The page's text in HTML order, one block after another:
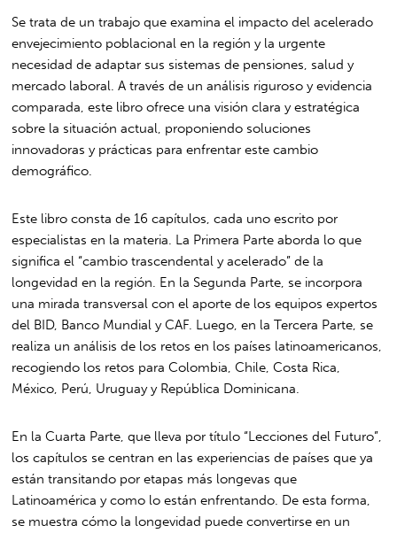
Se trata de un trabajo que examina el impacto del acelerado
envejecimiento poblacional en la región y la urgente
necesidad de adaptar sus sistemas de pensiones, salud y
mercado laboral. A través de un análisis riguroso y evidencia
comparada, este libro ofrece una visión clara y estratégica
sobre la situación actual, proponiendo soluciones
innovadoras y prácticas para enfrentar este cambio
demográfico.
Este libro consta de 16 capítulos, cada uno escrito por
especialistas en la materia. La Primera Parte aborda lo que
significa el “cambio trascendental y acelerado” de la
longevidad en la región. En la Segunda Parte, se incorpora
una mirada transversal con el aporte de los equipos expertos
del BID, Banco Mundial y CAF. Luego, en la Tercera Parte, se
realiza un análisis de los retos en los países latinoamericanos,
recogiendo los retos para Colombia, Chile, Costa Rica,
México, Perú, Uruguay y República Dominicana.
En la Cuarta Parte, que lleva por título “Lecciones del Futuro”,
los capítulos se centran en las experiencias de países que ya
están transitando por etapas más longevas que
Latinoamérica y como lo están enfrentando. De esta forma,
se muestra cómo la longevidad puede convertirse en un